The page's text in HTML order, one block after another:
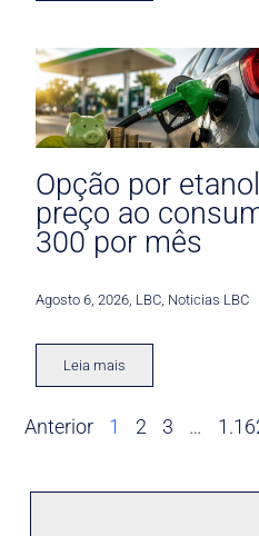
Opção por
preço ao
300 por mês
Agosto 6, 2026 LBC Noticias LBC
Leia mais
Anterior 1 2 3 …